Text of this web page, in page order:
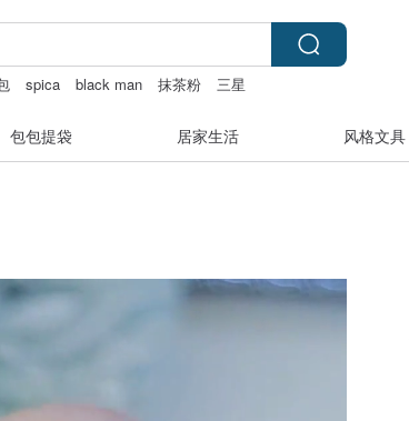
spica black man 抹茶粉
三星
包包提袋 居家生活 风格文具